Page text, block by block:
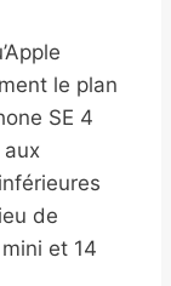
le plan
SE 4
aux
de
et 14